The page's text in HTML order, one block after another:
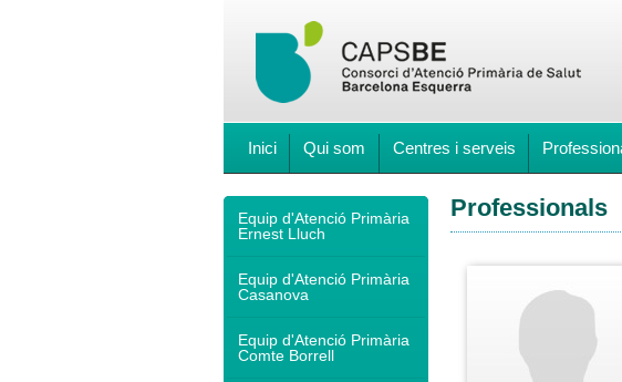
Inici Qui som Centres i serveis
Equip d'Atenció Primària
Ernest Lluch
Equip d'Atenció Primària
Casanova
Equip d'Atenció Primària
Comte Borrell
Professionals